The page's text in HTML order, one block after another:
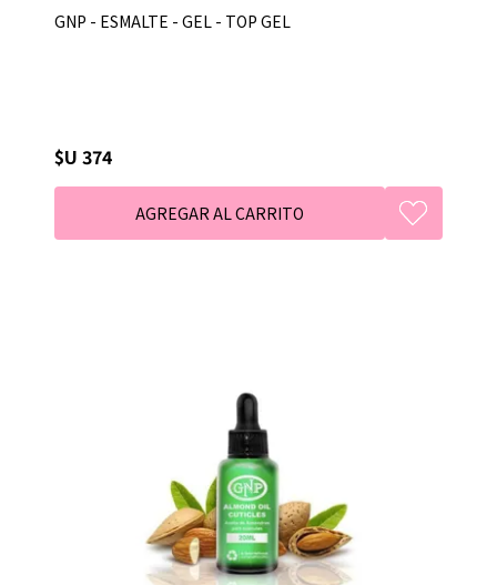
GNP - ESMALTE - GEL - TOP GEL
$U 374